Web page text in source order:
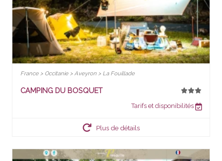
France > Occitanie > Aveyron > La Fouillade
CAMPING DU BOSQUET
Tarifs et disponibilités
Plus de détails